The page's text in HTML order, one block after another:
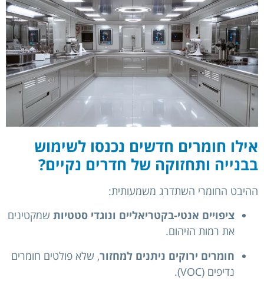
אילו חומרים חדשים נכנסו לשימוש
בבנייה ותחזוקה של חדרים נקיים?
ההיבט החומרי השתדרג משמעותית:
ציפויים אנטי-בקטריאליים ונוגדי סטטיות שמקטינים
את רמות הזיהום.
חומרים ירוקים ניתנים למחזור, שלא פולטים חומרים
נדיפים (VOC).